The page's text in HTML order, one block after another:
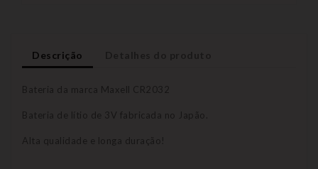
Descrição
Bateria da marca Maxell CR2032
Bateria de lítio de 3V fabricada no Japão.
Alta qualidade e longa duração!